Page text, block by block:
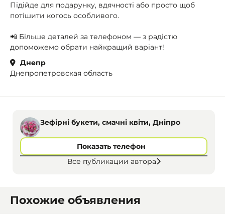
Підійде для подарунку, вдячності або просто щоб
потішити когось особливого.
📲 Більше деталей за телефоном — з радістю
допоможемо обрати найкращий варіант!
Днепр
Днепропетровская область
Зефірні букети, смачні квіти, Дніпро
Показать телефон
Все публикации автора
Похожие объявления